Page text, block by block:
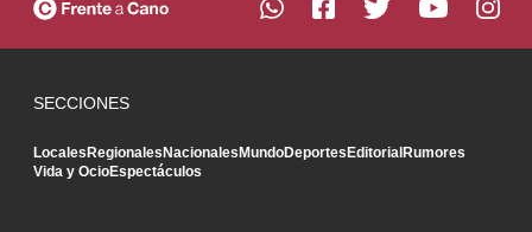
SECCIONES
LocalesRegionalesNacionalesMundoDeportesEditorialRumores
Vida y OcioEspectáculos